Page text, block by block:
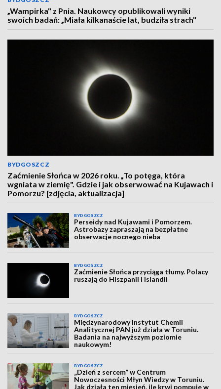
„Wampirka" z Pnia. Naukowcy opublikowali wyniki
swoich badań: „Miała kilkanaście lat, budziła strach"
BYDGOSZCZ
Zaćmienie Słońca w 2026 roku. „To potęga, która
wgniata w ziemię". Gdzie i jak obserwować na Kujawach i
Pomorzu? [zdjęcia, aktualizacja]
BYDGOSZCZ
Perseidy nad Kujawami i Pomorzem.
Astrobazy zapraszają na bezpłatne
obserwacje nocnego nieba
BYDGOSZCZ
Zaćmienie Słońca przyciąga tłumy. Polacy
ruszają do Hiszpanii i Islandii
BYDGOSZCZ
Międzynarodowy Instytut Chemii
Analitycznej PAN już działa w Toruniu.
Badania na najwyższym poziomie
naukowym!
BYDGOSZCZ
„Dzień z sercem” w Centrum
Nowoczesności Młyn Wiedzy w Toruniu.
Jak działa ten mięsień, ile krwi pompuje w